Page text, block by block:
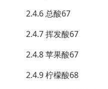
2.4.6 总酸67
2.4.7 挥发酸67
2.4.8 苹果酸67
2.4.9 柠檬酸68